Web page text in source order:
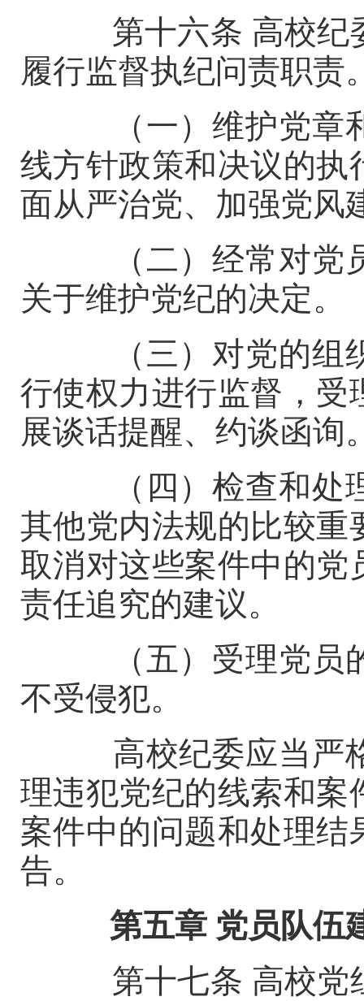
第十六条 高校纪
履行监督执纪问责职责
（一）维护党章和
线方针政策和决议的执
面从严治党、加强党风
（二）经常对党员
关于维护党纪的决定。
（三）对党的组织
行使权力进行监督，受
展谈话提醒、约谈函询
（四）检查和处理
其他党内法规的比较重
取消对这些案件中的党
责任追究的建议。
（五）受理党员的
不受侵犯。
高校纪委应当严格
理违犯党纪的线索和案
案件中的问题和处理
告。
第五章 党员队伍
第十七条 高校党